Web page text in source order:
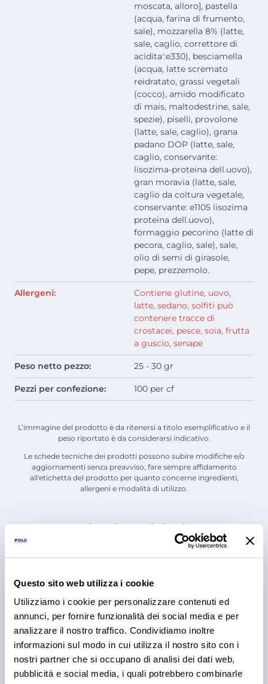
Questo sito web utilizza i cookie
Utilizziamo i cookie per personalizzare contenuti ed
annunci, per fornire funzionalità dei social media e per
analizzare il nostro traffico. Condividiamo inoltre
informazioni sul modo in cui utilizza il nostro sito con i
nostri partner che si occupano di analisi dei dati web,
pubblicità e social media, i quali potrebbero combinarle
moscata, alloro], pastella
(acqua, farina di frumento,
sale), mozzarella 8% (latte,
sale, caglio, correttore di
acidita':e330), besciamella
(acqua, latte scremato
reidratato, grassi vegetali
(cocco), amido modificato
di mais, maltodestrine, sale,
spezie), piselli, provolone
(latte, sale, caglio), grana
padano DOP (latte, sale,
caglio, conservante:
lisozima-proteina dell.uovo),
gran moravia (latte, sale,
caglio da coltura vegetale,
conservante: e1105 lisozima
proteina dell.uovo),
formaggio pecorino (latte di
pecora, caglio, sale), sale,
olio di semi di girasole,
pepe, prezzemolo.
Allergeni:
Contiene glutine, uovo,
latte, sedano, solfiti può
contenere tracce di
crostacei, pesce, soia, frutta
a guscio, senape
Peso netto pezzo: 25 - 30 gr
Pezzi per confezione: 100 per cf
L’immagine del prodotto è da ritenersi a titolo esemplificativo e il
peso riportato è da considerarsi indicativo.
Le schede tecniche dei prodotti possono subire modifiche e/o
aggiornamenti senza preavviso, fare sempre affidamento
all'etichetta del prodotto per quanto concerne ingredienti,
allergeni e modalità di utilizzo.
Articoli e Iniziative